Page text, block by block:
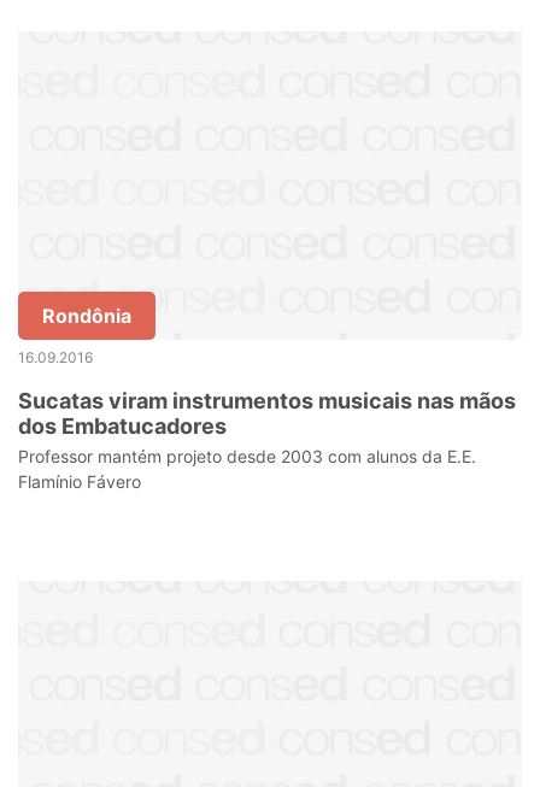
Rondônia
16.09.2016
Sucatas viram instrumentos musicais nas mãos
dos Embatucadores
Professor mantém projeto desde 2003 com alunos da E.E.
Flamínio Fávero